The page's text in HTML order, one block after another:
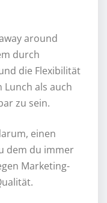
around
durch
die Flexibilität
als auch
zu sein.
einen
dem du immer
Marketing-